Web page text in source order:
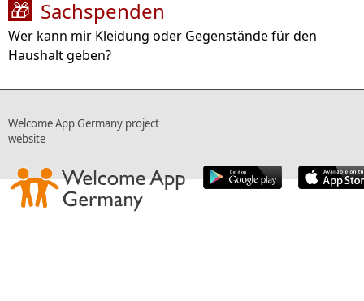
🎁 Sachspenden
Wer kann mir Kleidung oder Gegenstände für den
Haushalt geben?
Welcome App Germany project
website